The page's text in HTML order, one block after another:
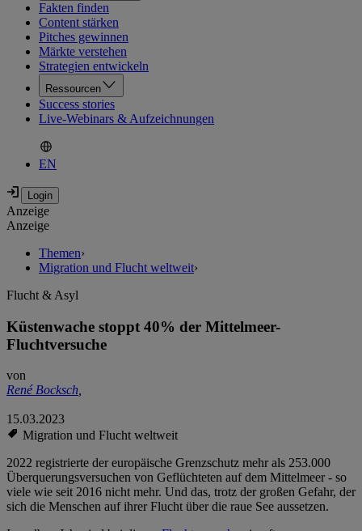
Fakten finden
Content stärken
Pitches gewinnen
Märkte verstehen
Strategien entwickeln
Ressourcen
Success stories
Live-Webinars & Aufzeichnungen
EN
Anzeige
Anzeige
Themen›
Migration und Flucht weltweit›
Flucht & Asyl
Küstenwache stoppt 40% der Mittelmeer-
Fluchtversuche
von
René Bocksch,
15.03.2023
Migration und Flucht weltweit
2022 registrierte der europäische Grenzschutz mehr als 253.000
Überquerungsversuchen von Geflüchteten auf dem Mittelmeer - so
viele wie seit 2016 nicht mehr. Und das, trotz der großen Gefahr, der
sich die Menschen auf ihrer Flucht über die raue See aussetzen.